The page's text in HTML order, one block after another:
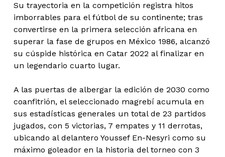
Su trayectoria en la competición registra hitos
imborrables para el fútbol de su continente; tras
convertirse en la primera selección africana en
superar la fase de grupos en México 1986, alcanzó
su cúspide histórica en Catar 2022 al finalizar en
un legendario cuarto lugar.
A las puertas de albergar la edición de 2030 como
coanfitrión, el seleccionado magrebí acumula en
sus estadísticas generales un total de 23 partidos
jugados, con 5 victorias, 7 empates y 11 derrotas,
ubicando al delantero Youssef En-Nesyri como su
máximo goleador en la historia del torneo con 3